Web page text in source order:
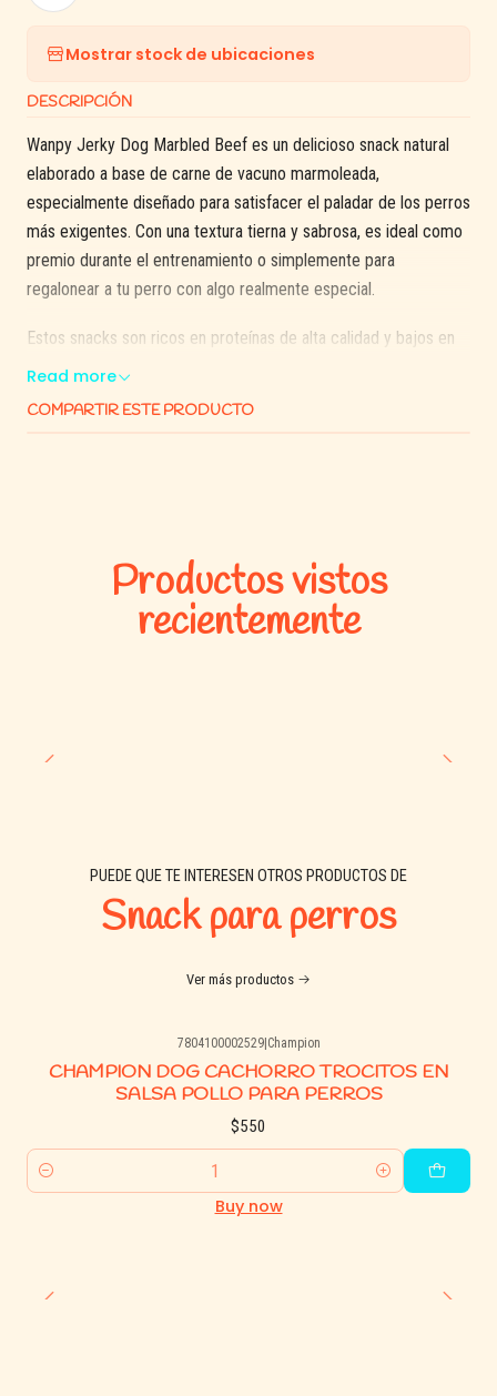
Mostrar stock de ubicaciones
DESCRIPCIÓN
Wanpy Jerky Dog Marbled Beef es un delicioso snack natural
elaborado a base de carne de vacuno marmoleada,
especialmente diseñado para satisfacer el paladar de los perros
más exigentes. Con una textura tierna y sabrosa, es ideal como
premio durante el entrenamiento o simplemente para
regalonear a tu perro con algo realmente especial.
Estos snacks son ricos en proteínas de alta calidad y bajos en
grasa, lo que los convierte en una opción saludable para
pero también funcionales, que además de encantar, nutran.
🥩 Ingredientes:
Grasa bruta: 2%
Fibra cruda: 1%
Ceniza bruta: 5%
🍽 Recomendación de uso:
Ofrecer como snack o recompensa entre comidas, según el
tamaño y nivel de actividad del perro. No sustituye la
alimentación completa. Siempre disponer de agua fresca.
Apto para perros de todas las edades y tamaños.
Cerrar bien el envase después de abierto y conservar en un
Read more
COMPARTIR ESTE PRODUCTO
Productos vistos
recientemente
PUEDE QUE TE INTERESEN OTROS PRODUCTOS DE
Snack para perros
Ver más productos
7804100002529| Champion
CHAMPION DOG CACHORRO TROCITOS EN
SALSA POLLO PARA PERROS
$550
Quantity
Buy now